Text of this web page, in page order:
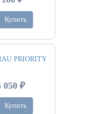
PRIORITY
050 ₽